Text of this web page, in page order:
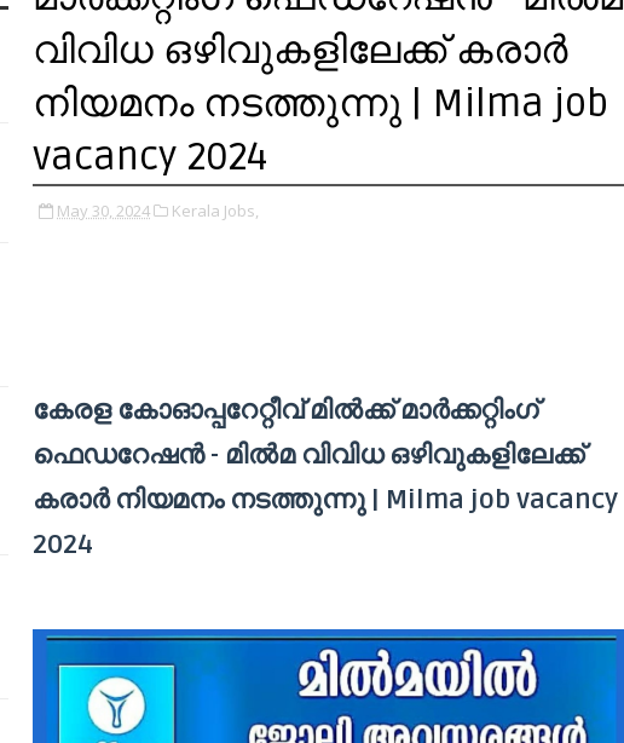
വിവിധ ഒഴിവുകളിലേക്ക് കരാർ
നിയമനം നടത്തുന്നു | Milma job
vacancy 2024
May 30, 2024 Kerala Jobs,
കേരള കോഓപ്പറേറ്റീവ് മിൽക്ക് മാർക്കറ്റിംഗ്
ഫെഡറേഷൻ - മിൽമ വിവിധ ഒഴിവുകളിലേക്ക്
കരാർ നിയമനം നടത്തുന്നു | Milma job vacancy
2024